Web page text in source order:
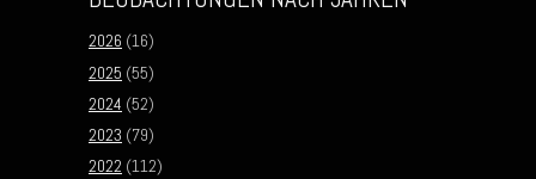
2026 (16)
2025 (55)
2024 (52)
2023 (79)
2022 (112)